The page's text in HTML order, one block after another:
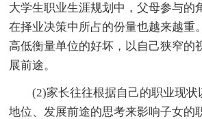
大学生职业生涯规划中，父母参与的
在择业决策中所占的份量也越来越重
高低衡量单位的好坏，以自己狭窄的
展前途。
(2)家长往往根据自己的职业现状
地位、发展前途的思考来影响子女的